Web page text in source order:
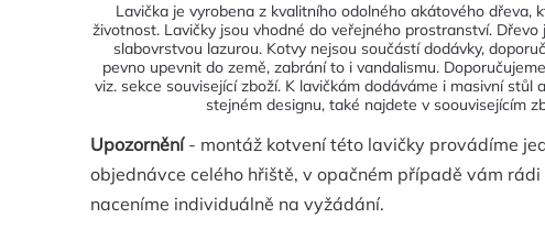
Lavička je vyrobena z kvalitního odolného akátového dřeva,
životnost. Lavičky jsou vhodné do veřejného prostranství. Dřevo
slabovrstvou lazurou. Kotvy nejsou součástí dodávky,
pevno upevnit do země, zabrání to i vandalismu.
viz. sekce související zboží. K lavičkám dodáváme i masivní stůl
stejném designu, také najdete v soouvisejícím
Upozornění- montáž kotvení této lavičky provádíme
objednávce celého hřiště, v opačném případě vám
naceníme individuálně na vyžádání.